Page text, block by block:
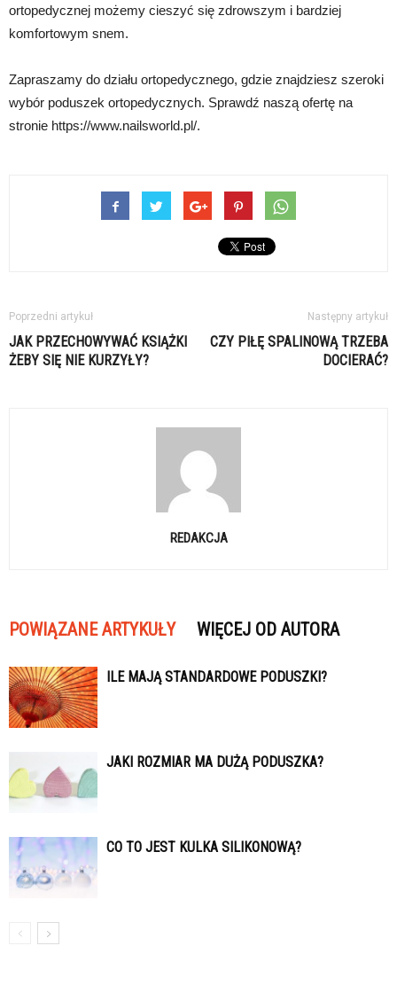
ortopedycznej możemy cieszyć się zdrowszym i bardziej
komfortowym snem.
Zapraszamy do działu ortopedycznego, gdzie znajdziesz szeroki
wybór poduszek ortopedycznych. Sprawdź naszą ofertę na
stronie https://www.nailsworld.pl/.
Poprzedni artykuł
JAK PRZECHOWYWAĆ KSIĄŻKI
ŻEBY SIĘ NIE KURZYŁY?
Następny artykuł
CZY PIŁĘ SPALINOWĄ TRZEBA
DOCIERAĆ?
REDAKCJA
POWIĄZANE ARTYKUŁY WIĘCEJ OD AUTORA
ILE MAJĄ STANDARDOWE PODUSZKI?
JAKI ROZMIAR MA DUŻĄ PODUSZKA?
CO TO JEST KULKA SILIKONOWĄ?